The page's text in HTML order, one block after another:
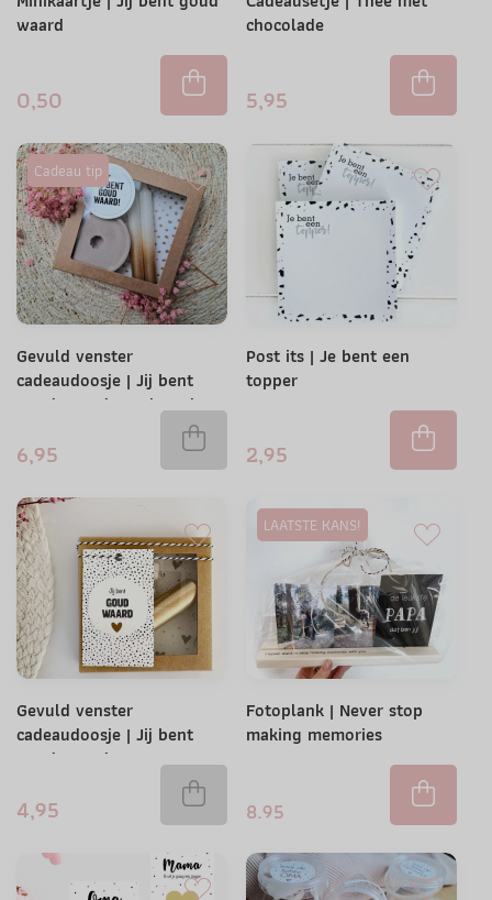
waard
0,50
chocolade
5,95
Cadeau tip
Gevuld venster
cadeaudoosje | Jij bent
goud waard met kaarsje en
6,95
Post its | Je bent een
topper
2,95
Gevuld venster
cadeaudoosje | Jij bent
goud waard
4,95
LAATSTE KANS!
Fotoplank | Never stop
making memories
8.95